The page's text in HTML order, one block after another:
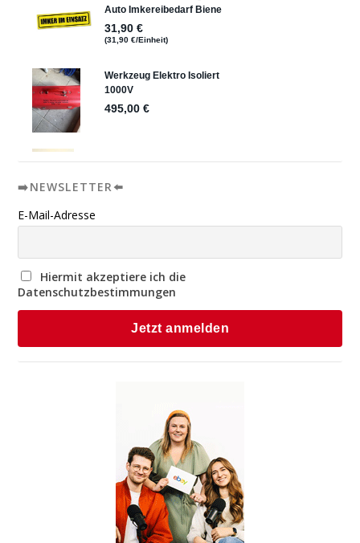
➡️NEWSLETTER⬅️
E-Mail-Adresse
Hiermit akzeptiere ich die
Datenschutzbestimmungen